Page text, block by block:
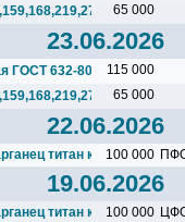
65 000
23.06.2026
ГОСТ 632-80(обсадная),
115 000
65 000
22.06.2026
титан кремний чугун
100 000
19.06.2026
титан кремний чугун
100 000